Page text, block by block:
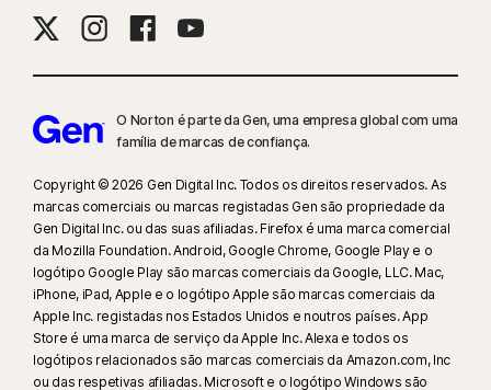
O Norton é parte da Gen, uma empresa global com uma
família de marcas de confiança.​
Copyright © 2026 Gen Digital Inc. Todos os direitos reservados. As
marcas comerciais ou marcas registadas Gen são propriedade da
Gen Digital Inc. ou das suas afiliadas. Firefox é uma marca comercial
da Mozilla Foundation. Android, Google Chrome, Google Play e o
logótipo Google Play são marcas comerciais da Google, LLC. Mac,
iPhone, iPad, Apple e o logótipo Apple são marcas comerciais da
Apple Inc. registadas nos Estados Unidos e noutros países. App
Store é uma marca de serviço da Apple Inc. Alexa e todos os
logótipos relacionados são marcas comerciais da Amazon.com, Inc
ou das respetivas afiliadas. Microsoft e o logótipo Windows são